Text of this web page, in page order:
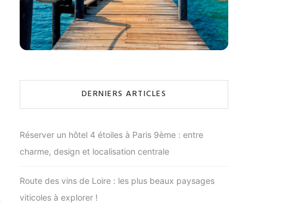
DERNIERS ARTICLES
Réserver un hôtel 4 étoiles à Paris 9ème : entre
charme, design et localisation centrale
Route des vins de Loire : les plus beaux paysages
viticoles à explorer !